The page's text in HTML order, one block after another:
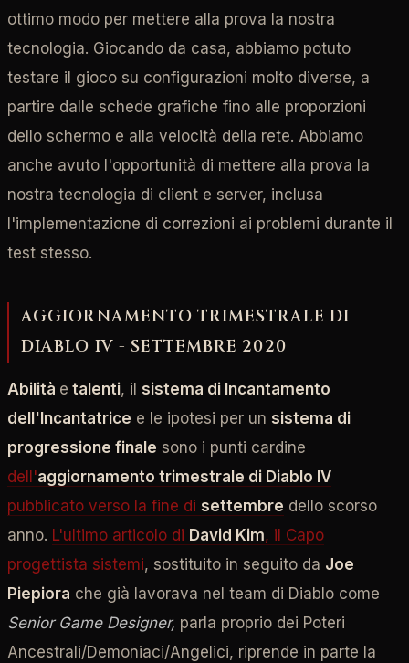
ottimo modo per mettere alla prova la nostra
tecnologia. Giocando da casa, abbiamo potuto
testare il gioco su configurazioni molto diverse, a
partire dalle schede grafiche fino alle proporzioni
dello schermo e alla velocità della rete. Abbiamo
anche avuto l'opportunità di mettere alla prova la
nostra tecnologia di client e server, inclusa
l'implementazione di correzioni ai problemi durante il
test stesso.
AGGIORNAMENTO TRIMESTRALE DI
DIABLO IV - SETTEMBRE 2020
Abilità e talenti, il sistema di Incantamento
dell'Incantatrice e le ipotesi per un sistema di
progressione finale sono i punti cardine
dell'aggiornamento trimestrale di Diablo IV
pubblicato verso la fine di settembre dello scorso
anno. L'ultimo articolo di David Kim, il Capo
progettista sistemi, sostituito in seguito da Joe
Piepiora che già lavorava nel team di Diablo come
Senior Game Designer, parla proprio dei Poteri
Ancestrali/Demoniaci/Angelici, riprende in parte la